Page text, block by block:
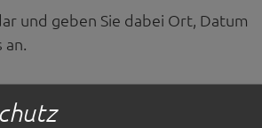
und geben Sie dabei Ort, Datum
an.